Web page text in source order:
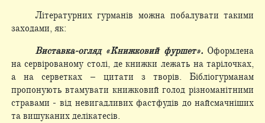
Літературних гурманів можна побалувати такими
заходами, як:
Виставка-огляд «Книжковий фуршет».Оформлена
на сервірованому столі, де книжки лежать на тарілочках,
а на серветках – цитати з творів. Бібліогурманам
пропонують втамувати книжковий голод різноманітними
стравами - від невигадливих фастфудів до найсмачніших
та вишуканих делікатесів.